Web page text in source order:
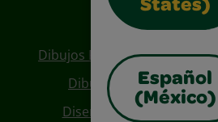
States)
Español
(México)
Also of
Dibujos Para Colorear De
Dibujos De Personajes
Diseños Para